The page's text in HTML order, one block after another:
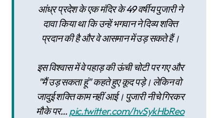
आंध्र प्रदेश के एक मंदिर के 49 वर्षीय पुजारी ने
दावा किया था कि उन्हें भगवान ने दिव्य शक्ति
प्रदान की है और वे आसमान में उड़ सकते हैं।
इस विश्वास में वे पहाड़ की ऊंची चोटी पर गए और
"मैं उड़ सकता हूं" कहते हुए कूद पड़े। लेकिन वो
जादुई शक्ति काम नहीं आई। पुजारी नीचे गिरकर
मौके पर… pic.twitter.com/hvSykHbReo